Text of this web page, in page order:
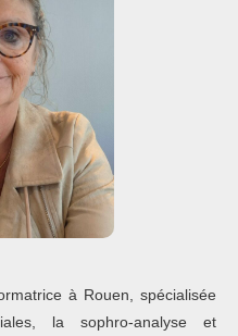
à Rouen, spécialisée
la sophro-analyse et